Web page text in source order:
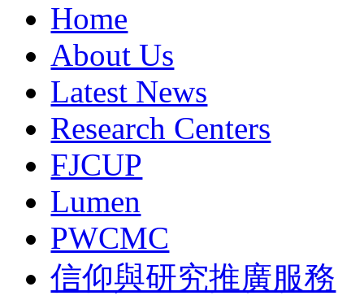
Home
About Us
Latest News
Research Centers
FJCUP
Lumen
PWCMC
信仰與研究推廣服務